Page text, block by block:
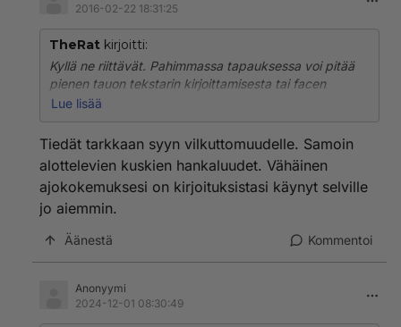
2016-02-22 18:31:25
TheRat kirjoitti:
Kyllä ne riittävät. Pahimmassa tapauksessa voi pitää
pienen tauon tekstarin kirjoittamisesta tai facen
statuspäivityksestä...
Kyse on puhtaasti siitä, ettei viitsitä. Toisin sanoen,
ajaminen ei ole vielä niin sujuvaa, ettei vilkuttamista
tarvitsisi miettiä. Aloittelevia kuskeja siis, tai muuten
vain huonoja.
Lue lisää
Tiedät tarkkaan syyn vilkuttomuudelle. Samoin
alottelevien kuskien hankaluudet. Vähäinen
ajokokemuksesi on kirjoituksistasi käynyt selville
jo aiemmin.
Äänestä Kommentoi
Anonyymi
2024-12-01 08:30:49